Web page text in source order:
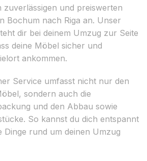
zuverlässigen und preiswerten
Bochum nach Riga an. Unser
dir bei deinem Umzug zur Seite
deine Möbel sicher und
ankommen.
Service umfasst nicht nur den
sondern auch die
und den Abbau sowie
So kannst du dich entspannt
Dinge rund um deinen Umzug